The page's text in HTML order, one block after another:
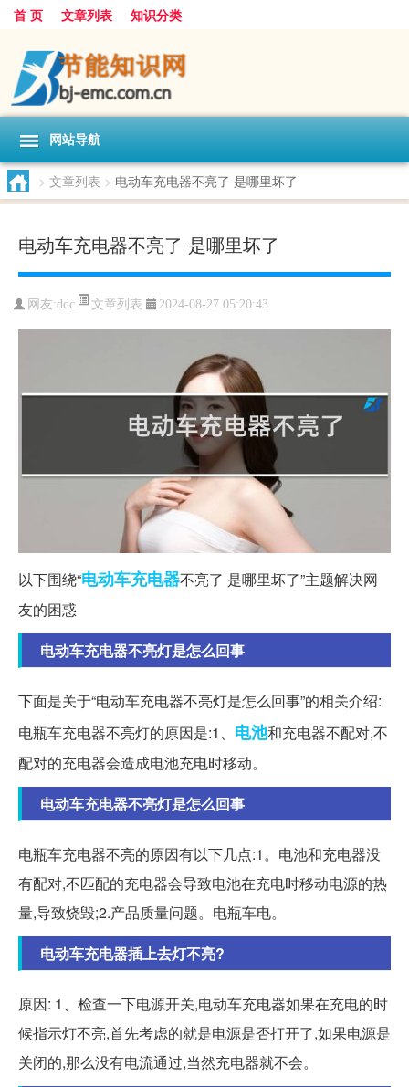
首 页 文章列表 知识分类
网站导航
> 文章列表 > 电动车充电器不亮了 是哪里坏了
电动车充电器不亮了 是哪里坏了
网友:ddc 文章列表 2024-08-27 05:20:43
以下围绕“电动车充电器不亮了 是哪里坏了”主题解决网
友的困惑
电动车充电器不亮灯是怎么回事
下面是关于“电动车充电器不亮灯是怎么回事”的相关介绍:
电瓶车充电器不亮灯的原因是:1、 电池和充电器不配对,不
配对的充电器会造成电池充电时移动。
电动车充电器不亮灯是怎么回事
电瓶车充电器不亮的原因有以下几点:1。电池和充电器没
有配对,不匹配的充电器会导致电池在充电时移动电源的热
量,导致烧毁;2.产品质量问题。电瓶车电。
电动车充电器插上去灯不亮?
原因: 1、检查一下电源开关,电动车充电器如果在充电的时
候指示灯不亮,首先考虑的就是电源是否打开了,如果电源是
关闭的,那么没有电流通过,当然充电器就不会。